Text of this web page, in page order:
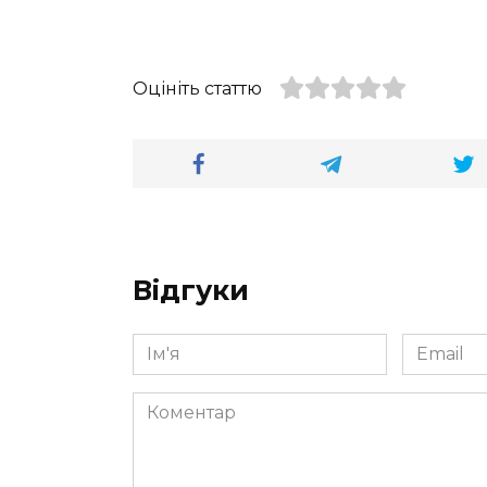
Оцініть статтю
Відгуки
Ім'я
*
Email
*
Коментар